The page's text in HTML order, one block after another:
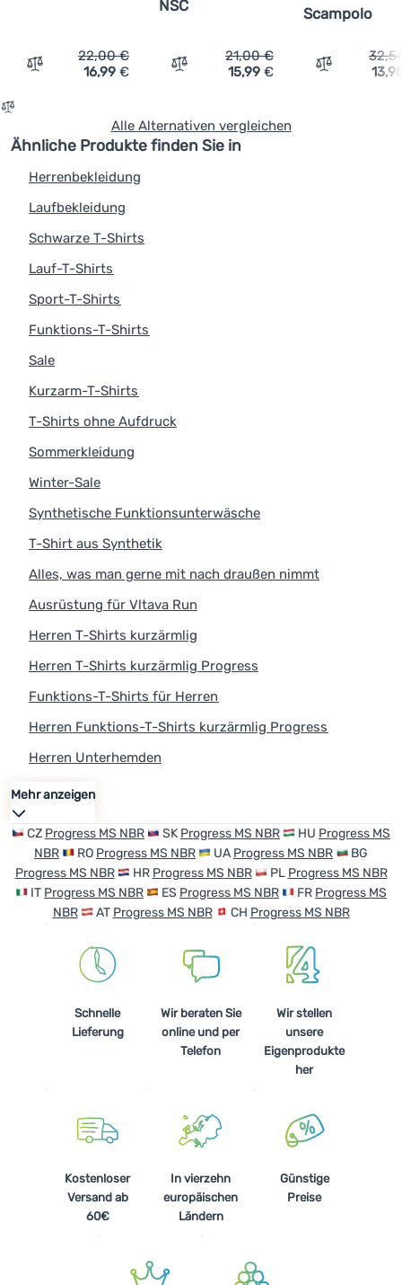
Vergleichen
22,00€
16,99 €
NSC
Vergleichen
21,00€
15,99 €
Scampolo
Vergleichen
Alle Alternativen vergleichen
Ähnliche Produkte finden Sie in
Herrenbekleidung
Laufbekleidung
Schwarze T-Shirts
Lauf-T-Shirts
Sport-T-Shirts
Funktions-T-Shirts
Sale
Kurzarm-T-Shirts
T-Shirts ohne Aufdruck
Sommerkleidung
Winter-Sale
Synthetische Funktionsunterwäsche
T-Shirt aus Synthetik
Alles, was man gerne mit nach draußen nimmt
Ausrüstung für Vltava Run
Herren T-Shirts kurzärmlig
Herren T-Shirts kurzärmlig Progress
Funktions-T-Shirts für Herren
Herren Funktions-T-Shirts kurzärmlig Progress
Herren Unterhemden
Herren Unterhemden Progress
Herren T-Shirts & Hemden
Herren T-Shirts & Hemden Progress
Herren Thermounterwäsche
Herren Thermounterwäsche Progress
Herrenkleidung
Herrenbekleidung Progress
Sale T-Shirts
T-Shirts Progress
Funktionskleidung - Ausverkauf
Funktionsunterwäsche Progress
Ausrüstung fürs Laufen
Ausrüstung fürs Laufen Progress
Alles, was wärmt
Alles, was wärmt Progress
OUT10
OUT10 Progress
Weihnachtsausverkauf
Ausverkauf Progress
Kleidung OUT10
Bekleidung Progress
Outdoor-Aktivitäten
Kampagnen
Mehr anzeigen
CZ Progress MS NBR SK Progress MS NBR HU Progress MS
NBR
RO Progress MS NBR UA Progress MS NBR
BG
Progress MS NBR
HR Progress MS NBR PL Progress MS NBR
IT Progress MS NBR ES Progress MS NBR FR Progress MS
NBR
AT Progress MS NBR CH Progress MS NBR
Schnelle
Lieferung
Wir beraten Sie
online und per
Telefon
Wir stellen
unsere
Eigenprodukte
her
Kostenloser
Versand ab
60€
In vierzehn
europäischen
Ländern
Günstige
Preise